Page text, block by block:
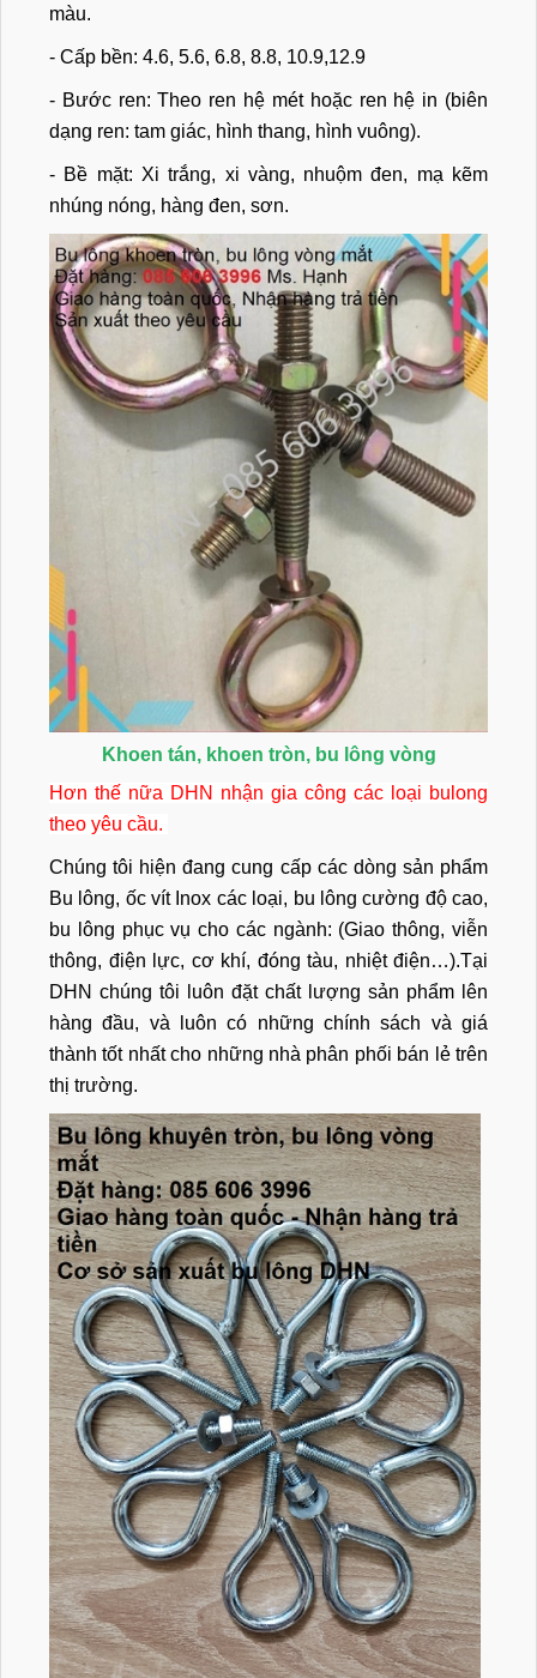
màu.
- Cấp bền: 4.6, 5.6, 6.8, 8.8, 10.9,12.9
- Bước ren: Theo ren hệ mét hoặc ren hệ in (biên
dạng ren: tam giác, hình thang, hình vuông).
- Bề mặt: Xi trắng, xi vàng, nhuộm đen, mạ kẽm
nhúng nóng, hàng đen, sơn.
Khoen tán, khoen tròn, bu lông vòng
Hơn thế nữa DHN nhận gia công các loại bulong
theo yêu cầu.
Chúng tôi hiện đang cung cấp các dòng sản phẩm
Bu lông, ốc vít Inox các loại, bu lông cường độ cao,
bu lông phục vụ cho các ngành: (Giao thông, viễn
thông, điện lực, cơ khí, đóng tàu, nhiệt điện…).Tại
DHN chúng tôi luôn đặt chất lượng sản phẩm lên
hàng đầu, và luôn có những chính sách và giá
thành tốt nhất cho những nhà phân phối bán lẻ trên
thị trường.